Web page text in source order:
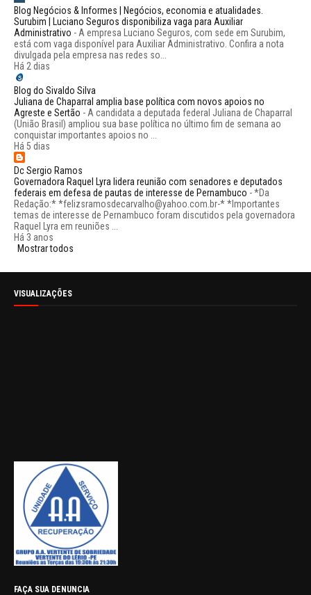
Blog Negócios & Informes | Negócios, economia e atualidades.
Surubim | Luciano Seguros disponibiliza vaga para Auxiliar
Administrativo - A empresa Luciano Seguros, com sede em Surubim,
está com vaga disponível para Auxiliar Administrativo. Confira a nota
divulgada pela empresa nas redes so...
Há 2 dias
Blog do Sivaldo Silva
Juliana de Chaparral amplia base política com novos apoios no
Agreste e Sertão - A candidata a deputada federal Juliana de Chaparral
(União Brasil) ampliou sua base política no último fim de semana ao
conquistar importantes apoios no ...
Há 5 dias
Dc Sergio Ramos
Governadora Raquel Lyra lidera reunião com senadores e deputados
federais em defesa de pautas de interesse de Pernambuco -*Da
Redação:* *felizsramosdecarvalho@yahoo.com.br-* *Importantes
temas de interesse de Pernambuco foram discutidos pela governadora
Raquel Lyra em reuniões ...
Há 3 anos
Mostrar todos
VISUALIZAÇÕES
FAÇA SUA DENUNCIA